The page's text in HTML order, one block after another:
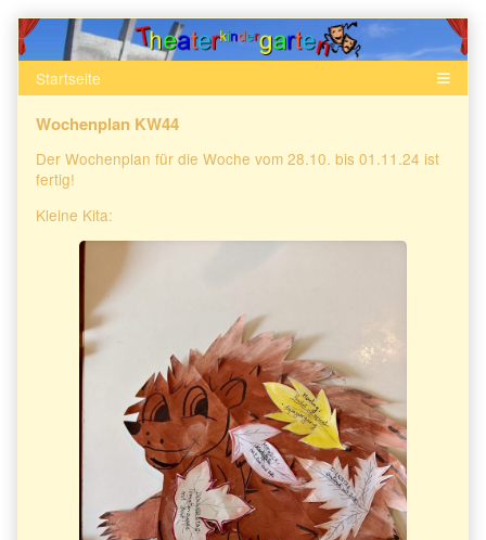
Skip
to
content
Wochenplan KW44
Der Wochenplan für die Woche vom 28.10. bis 01.11.24 ist
fertig!
Kleine Kita: